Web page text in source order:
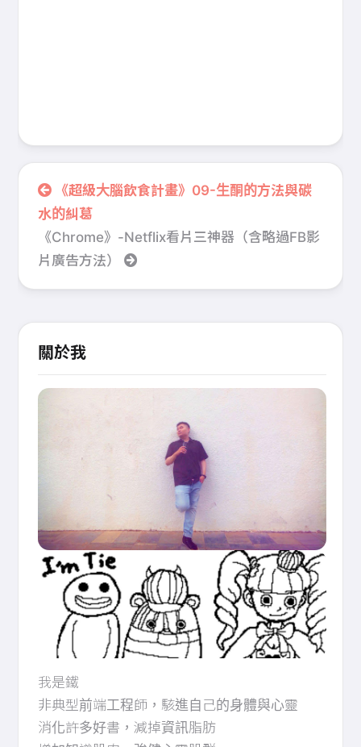
《超級大腦飲食計畫》09-生酮的方法與碳
水的糾葛
《Chrome》-Netflix看片三神器（含略過FB影
片廣告方法）
關於我
我是鐵
非典型前端工程師，駭進自己的身體與心靈
消化許多好書，減掉資訊脂肪